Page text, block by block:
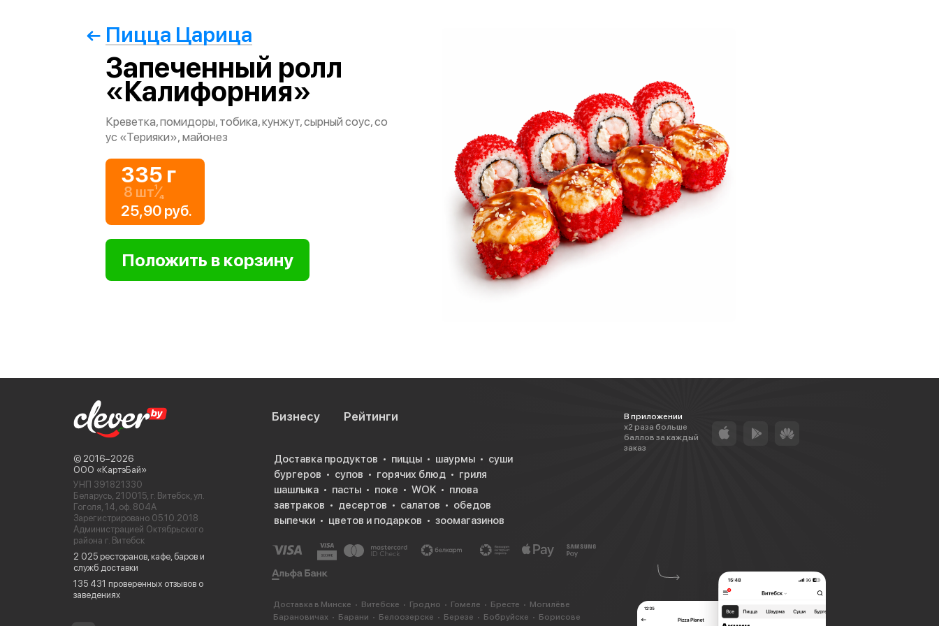
Пицца Царица
Запеченный ролл
«Калифорния»
Креветка, помидоры, тобика, кунжут, сырный соус, со
ус «Терияки», майонез
335 г
8 шт¹⁄₄
25,90 руб.
© 2016−2026
ООО «КартэБай»
УНП 391821330
Беларусь, 210015, г. Витебск, ул.
Гоголя, 14, оф. 804А
Зарегистрировано 05.10.2018
Администрацией Октябрьского
района г. Витебск
2 025 ресторанов, кафе, баров и
служб доставки
135 431 проверенных отзывов о
заведениях
Бизнесу Рейтинги
В приложении
х2 раза больше
баллов за каждый
заказ
Доставка продуктов пиццы шаурмы
суши
бургеров
супов горячих блюд
гриля
шашлыка
пасты поке WOK
плова
завтраков
десертов салатов
обедов
выпечки
цветов и подарков зоомагазинов
Доставка в Минске Витебске Гродно Гомеле Бресте
Могилёве
Барановичах
Барани Белоозерске Березе Бобруйске
Борисове